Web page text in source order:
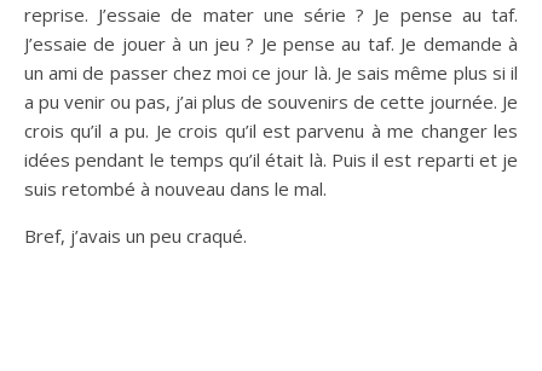
reprise. J’essaie de mater une série ? Je pense au taf.
J’essaie de jouer à un jeu ? Je pense au taf. Je demande à
un ami de passer chez moi ce jour là. Je sais même plus si il
a pu venir ou pas, j’ai plus de souvenirs de cette journée. Je
crois qu’il a pu. Je crois qu’il est parvenu à me changer les
idées pendant le temps qu’il était là. Puis il est reparti et je
suis retombé à nouveau dans le mal.
Bref, j’avais un peu craqué.